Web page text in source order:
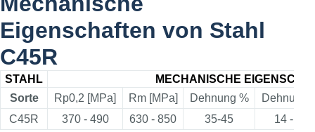
Eigenschaften von Stahl
C45R
STAHL
MECHANISCHE
Sorte
Rp0,2 [MPa] Rm [MPa] Dehnung %
Dehnung
C45R
370 - 490 630 - 850 35-45 14 - 17